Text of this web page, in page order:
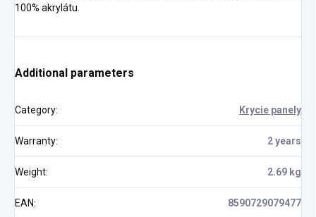
100% akrylátu.
Additional parameters
Category: Krycie panely
Warranty: 2 years
Weight: 2.69 kg
EAN: 8590729079477